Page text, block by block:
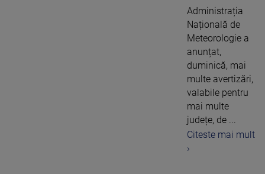
Administrația
Națională de
Meteorologie a
anunțat,
duminică, mai
multe avertizări,
valabile pentru
mai multe
județe, de ...
Citeste mai mult
›